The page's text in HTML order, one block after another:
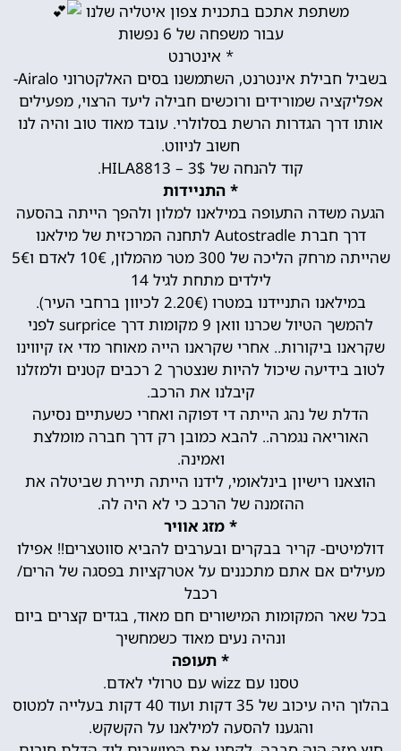
משתפת אתכם בתכנית צפון איטליה שלנו
עבור משפחה של 6 נפשות
* אינטרנט
בשביל חבילת אינטרנט, השתמשנו בסים האלקטרוני Airalo-
אפליקציה שמורידים ורוכשים חבילה ליעד הרצוי, מפעילים
אותו דרך הגדרות הרשת בסלולרי. עובד מאוד טוב והיה לנו
חשוב לניווט.
קוד להנחה של 3$ – HILA8813.
* התניידות
הגעה משדה התעופה במילאנו למלון ולהפך הייתה בהסעה
דרך חברת Autostradle לתחנה המרכזית של מילאנו
שהייתה מרחק הליכה של 300 מטר מהמלון, 10€ לאדם ו5€
לילדים מתחת לגיל 14
במילאנו התניידנו במטרו (2.20€ לכיוון ברחבי העיר).
להמשך הטיול שכרנו וואן 9 מקומות דרך surprice לפני
שקראנו ביקורות.. אחרי שקראנו הייה מאוחר מדי אז קיווינו
לטוב בידיעה שיכול להיות שנצטרך 2 רכבים קטנים ולמזלנו
קיבלנו את הרכב.
הדלת של נהג הייתה די דפוקה ואחרי כשעתיים נסיעה
האוריאה נגמרה.. להבא כמובן רק דרך חברה מומלצת
ואמינה.
הוצאנו רישיון בינלאומי, לידנו הייתה תיירת שביטלה את
ההזמנה של הרכב כי לא היה לה.
* מזג אוויר
דולמיטים- קריר בבקרים ובערבים להביא סווטצרים!! אפילו
מעילים אם אתם מתכננים על אטרקציות בפסגה של הרים/
רכבל
בכל שאר המקומות המישורים חם מאוד, בגדים קצרים ביום
ונהיה נעים מאוד כשמחשיך
* תעופה
טסנו עם wizz עם טרולי לאדם.
בהלוך היה עיכוב של 35 דקות ועוד 40 דקות בעלייה למטוס
והגענו להסעה למילאנו על הקשקש.